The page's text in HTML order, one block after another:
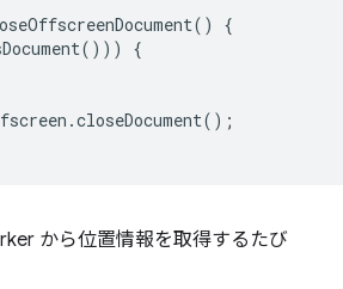
()
{
()))
{
.closeDocument();
から位置情報を取得するたび